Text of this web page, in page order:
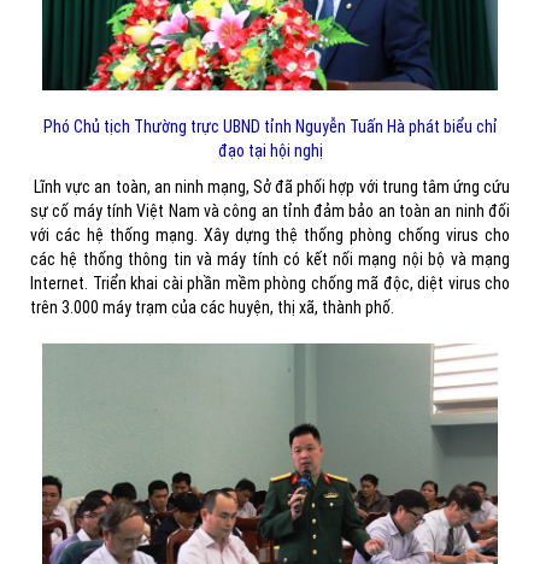
Phó Chủ tịch Thường trực UBND tỉnh Nguyễn Tuấn Hà phát biểu chỉ
đạo tại hội nghị
Lĩnh vực an toàn, an ninh mạng, Sở đã phối hợp với trung tâm ứng cứu
sự cố máy tính Việt Nam và công an tỉnh đảm bảo an toàn an ninh đối
với các hệ thống mạng. Xây dựng thệ thống phòng chống virus cho
các hệ thống thông tin và máy tính có kết nối mạng nội bộ và mạng
Internet. Triển khai cài phần mềm phòng chống mã độc, diệt virus cho
trên 3.000 máy trạm của các huyện, thị xã, thành phố.